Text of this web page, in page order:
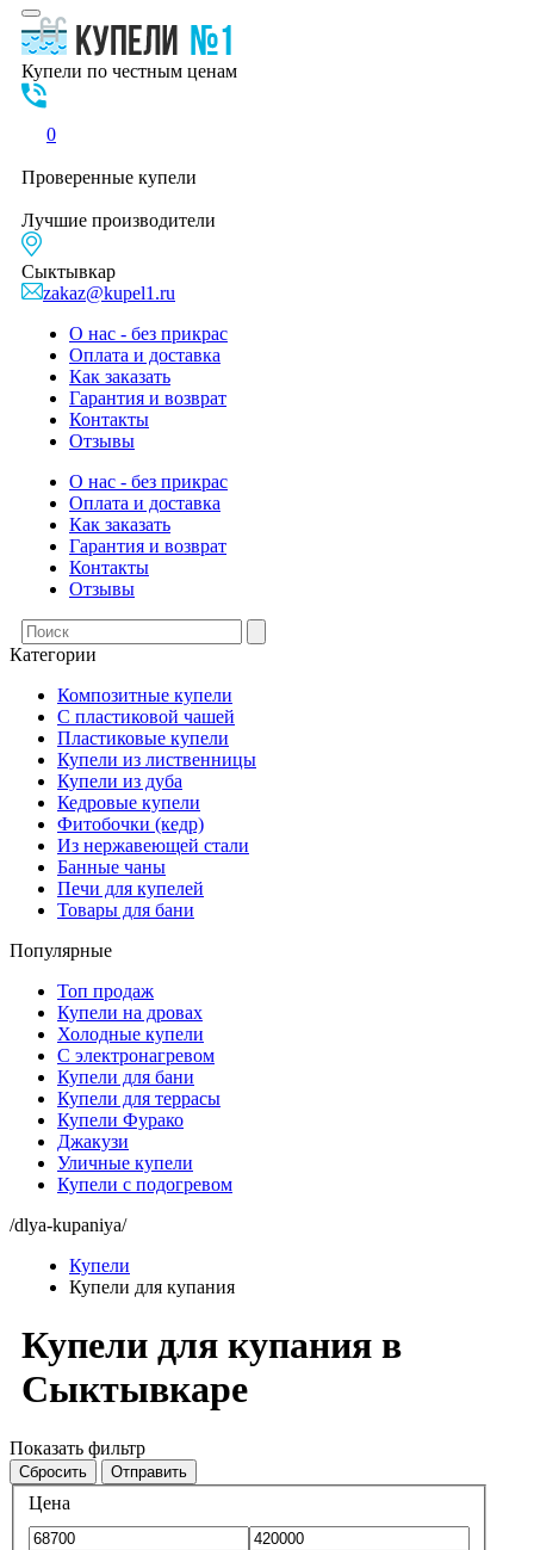
Купели по честным ценам
0
Проверенные купели
Лучшие производители
Сыктывкар
zakaz@kupel1.ru
О нас - без прикрас
Оплата и доставка
Как заказать
Гарантия и возврат
Контакты
Отзывы
О нас - без прикрас
Оплата и доставка
Как заказать
Гарантия и возврат
Контакты
Отзывы
Категории
Композитные купели
С пластиковой чашей
Пластиковые купели
Купели из лиственницы
Купели из дуба
Кедровые купели
Фитобочки (кедр)
Из нержавеющей стали
Банные чаны
Печи для купелей
Товары для бани
Популярные
Топ продаж
Купели на дровах
Холодные купели
С электронагревом
Купели для бани
Купели для террасы
Купели Фурако
Джакузи
Уличные купели
Купели с подогревом
/dlya-kupaniya/
Купели
Купели для купания
Купели для купания в
Сыктывкаре
Показать фильтр
Сбросить Отправить
Цена